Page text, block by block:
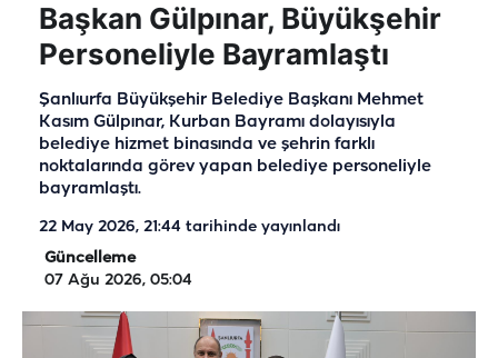
Başkan Gülpınar, Büyükşehir
Personeliyle Bayramlaştı
Şanlıurfa Büyükşehir Belediye Başkanı Mehmet
Kasım Gülpınar, Kurban Bayramı dolayısıyla
belediye hizmet binasında ve şehrin farklı
noktalarında görev yapan belediye personeliyle
bayramlaştı.
22 May 2026, 21:44 tarihinde yayınlandı
Güncelleme
07 Ağu 2026, 05:04